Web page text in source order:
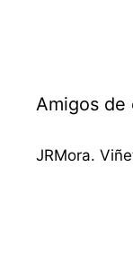
Amigos de
JRMora.